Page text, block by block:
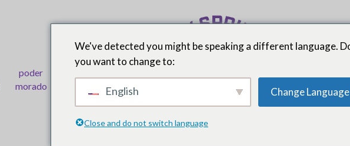
poder
morado
Calendario
y
We've detected you might be speaking a different language.
you want to change to:
English Change Language
Close and do not switch language